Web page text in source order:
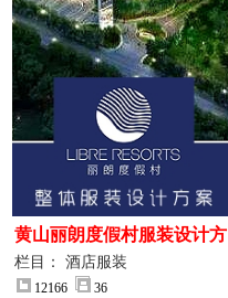
黄山丽朗度假村服装设计方
案
栏目： 酒店服装
12166 36